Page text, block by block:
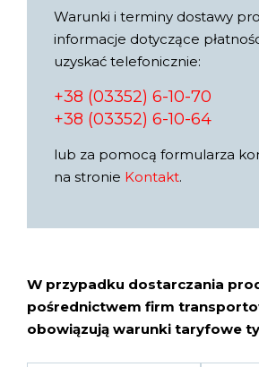
Warunki i terminy dostawy
informacje dotyczące
uzyskać telefonicznie:
+38 (03352) 6-10-70
+38 (03352) 6-10-64
lub za pomocą formularza
na stronie Kontakt.
W przypadku dostarczania
pośrednictwem firm
obowiązują warunki taryfowe